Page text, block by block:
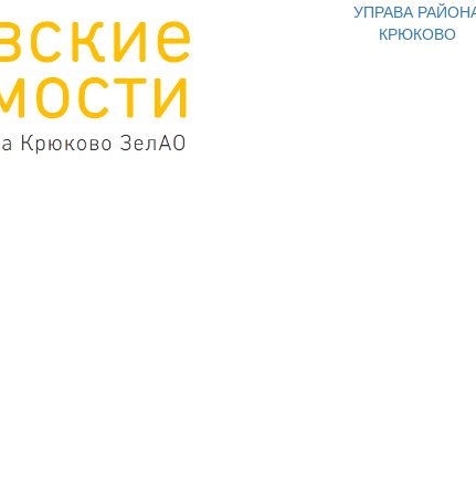
УПРАВА
КРЮКОВО